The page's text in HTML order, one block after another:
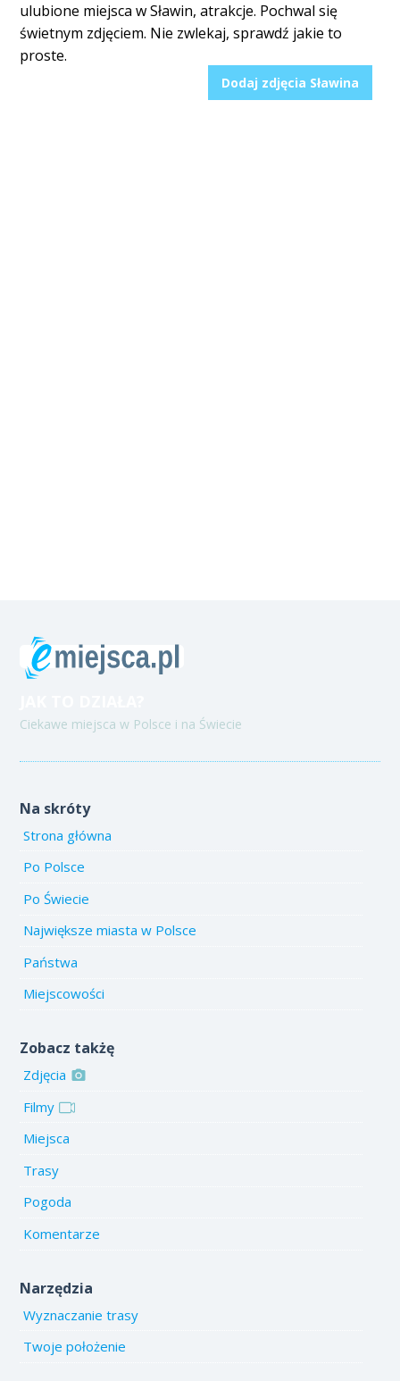
ulubione miejsca w Sławin, atrakcje. Pochwal się
świetnym zdjęciem. Nie zwlekaj, sprawdź jakie to
proste.
Dodaj zdjęcia Sławina
Ciekawe miejsca w Polsce i na Świecie
Na skróty
Strona główna
Po Polsce
Po Świecie
Największe miasta w Polsce
Państwa
Miejscowości
Zobacz takżę
Zdjęcia
Filmy
Miejsca
Trasy
Pogoda
Komentarze
Narzędzia
Wyznaczanie trasy
Twoje położenie